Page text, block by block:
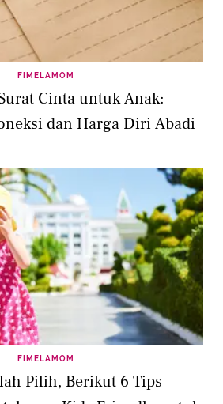
FIMELAMOM
Cinta untuk Anak:
dan Harga Diri Abadi
FIMELAMOM
Pilih, Berikut 6 Tips